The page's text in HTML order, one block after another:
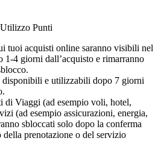
Punti
tuoi acquisti online saranno visibili nel
1-4 giorni dall’acquisto e rimarranno
disponibili e utilizzabili dopo 7 giorni
di Viaggi (ad esempio voli, hotel,
(ad esempio assicurazioni, energia,
sbloccati solo dopo la conferma
prenotazione o del servizio